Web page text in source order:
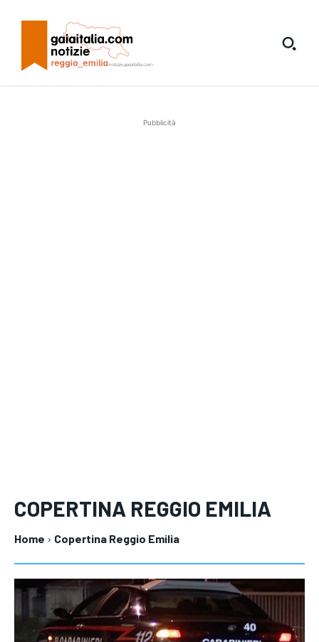
Pubblicità
COPERTINA REGGIO EMILIA
Home Copertina Reggio Emilia